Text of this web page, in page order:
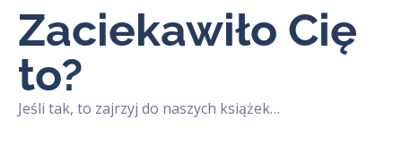
Zaciekawiło Cię
to?
Jeśli tak, to zajrzyj do naszych książek…